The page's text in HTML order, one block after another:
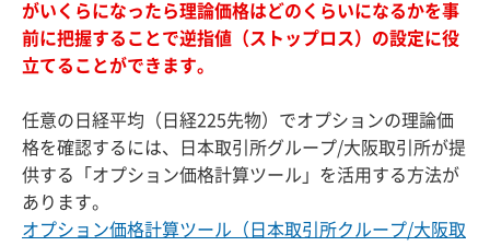
がいくらになったら理論価格はどのくらいになるかを事
前に把握することで逆指値（ストップロス）の設定に役
立てることができます。
任意の日経平均（日経225先物）でオプションの理論価
格を確認するには、日本取引所グループ/大阪取引所が提
供する「オプション価格計算ツール」を活用する方法が
あります。
オプション価格計算ツール（日本取引所クループ/大阪取